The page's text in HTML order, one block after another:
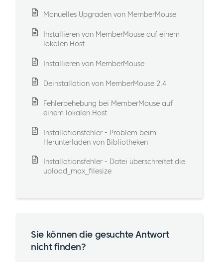
Manuelles Upgraden von MemberMouse
Installieren von MemberMouse auf einem
lokalen Host
Installieren von MemberMouse
Deinstallation von MemberMouse 2.4
Fehlerbehebung bei MemberMouse auf
einem lokalen Host
Installationsfehler - Problem beim
Herunterladen von Bibliotheken
Installationsfehler - Datei überschreitet die
upload_max_filesize
Sie können die gesuchte Antwort
nicht finden?